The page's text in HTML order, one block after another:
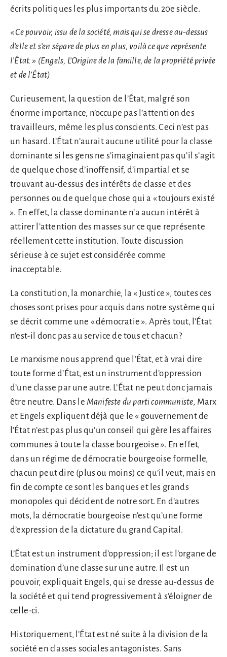
écrits politiques les plus importants du 20e siècle.
« Ce pouvoir, issu de la société, mais qui se dresse au-dessus
d’elle et s’en sépare de plus en plus, voilà ce que représente
l’État. » (Engels, L’Origine de la famille, de la propriété privée
et de l’État)
Curieusement, la question de l’État, malgré son
énorme importance, n’occupe pas l’attention des
travailleurs, même les plus conscients. Ceci n’est pas
un hasard. L’État n’aurait aucune utilité pour la classe
dominante si les gens ne s’imaginaient pas qu’il s’agit
de quelque chose d’inoffensif, d’impartial et se
trouvant au-dessus des intérêts de classe et des
personnes ou de quelque chose qui a « toujours existé
». En effet, la classe dominante n’a aucun intérêt à
attirer l’attention des masses sur ce que représente
réellement cette institution. Toute discussion
sérieuse à ce sujet est considérée comme
inacceptable.
La constitution, la monarchie, la « Justice », toutes ces
choses sont prises pour acquis dans notre système qui
se décrit comme une « démocratie ». Après tout, l’État
n’est-il donc pas au service de tous et chacun?
Le marxisme nous apprend que l’État, et à vrai dire
toute forme d’État, est un instrument d’oppression
d’une classe par une autre. L’État ne peut donc jamais
être neutre. Dans le Manifeste du parti communiste, Marx
et Engels expliquent déjà que le « gouvernement de
l’État n’est pas plus qu’un conseil qui gère les affaires
communes à toute la classe bourgeoise ». En effet,
dans un régime de démocratie bourgeoise formelle,
chacun peut dire (plus ou moins) ce qu’il veut, mais en
fin de compte ce sont les banques et les grands
monopoles qui décident de notre sort. En d’autres
mots, la démocratie bourgeoise n’est qu’une forme
d’expression de la dictature du grand Capital.
L’État est un instrument d’oppression; il est l’organe de
domination d’une classe sur une autre. Il est un
pouvoir, expliquait Engels, qui se dresse au-dessus de
la société et qui tend progressivement à s’éloigner de
celle-ci.
Historiquement, l’État est né suite à la division de la
société en classes sociales antagonistes. Sans